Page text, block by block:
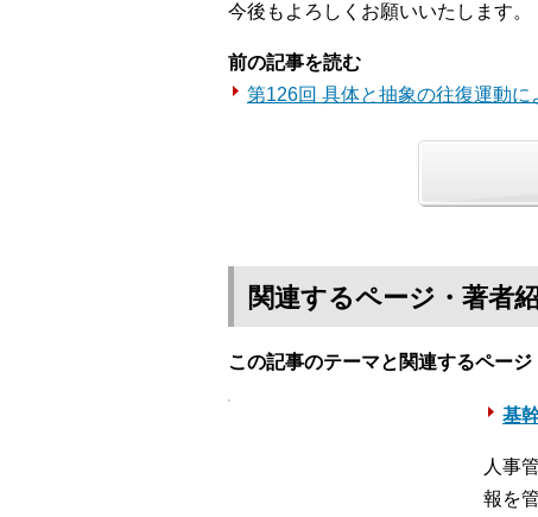
今後もよろしくお願いいたします。
前の記事を読む
第126回 具体と抽象の往復運動に
関連するページ・著者
この記事のテーマと関連するページ
基
人事
報を